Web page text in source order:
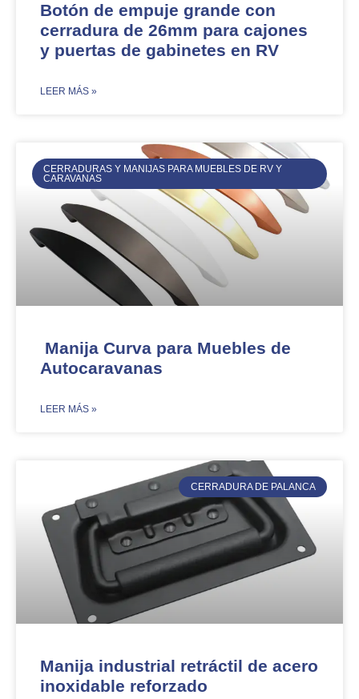
Botón de empuje grande con
cerradura de 26mm para cajones
y puertas de gabinetes en RV
​LEER MÁS »
CERRADURAS Y MANIJAS PARA MUEBLES DE RV Y
CARAVANAS
Manija Curva para Muebles de
Autocaravanas
​LEER MÁS »
CERRADURA DE PALANCA
Manija industrial retráctil de acero
inoxidable reforzado